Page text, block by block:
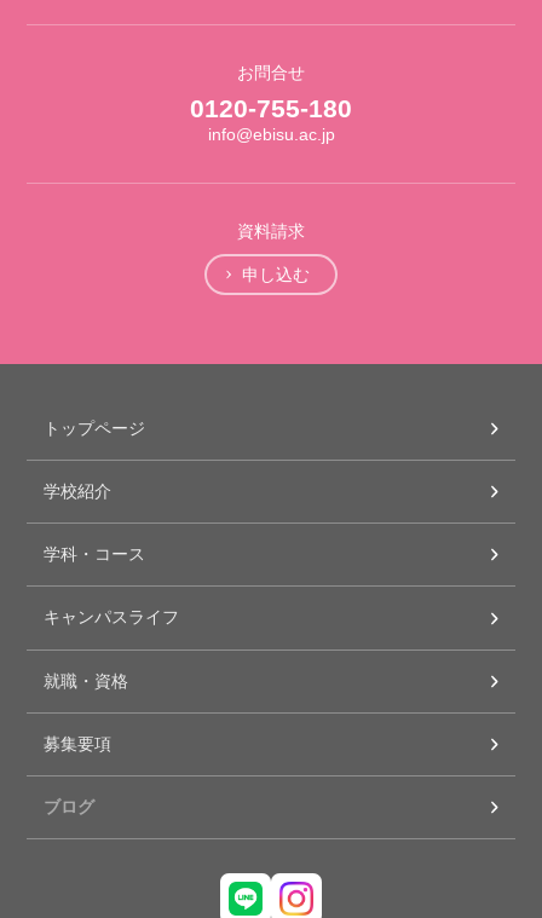
お問合せ
0120-755-180
info@ebisu.ac.jp
資料請求
申し込む
トップページ
学校紹介
学科・コース
キャンパスライフ
就職・資格
募集要項
ブログ